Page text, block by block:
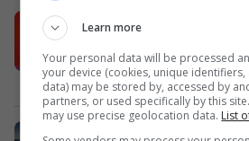
Këtë herë me
shpërblime
Meridian
Zgjidhni një
Learn more
Your personal data will be processed
your device (cookies, unique
data) may be stored by, accessed by
partners, or used specifically by this
may use precise geolocation data. List